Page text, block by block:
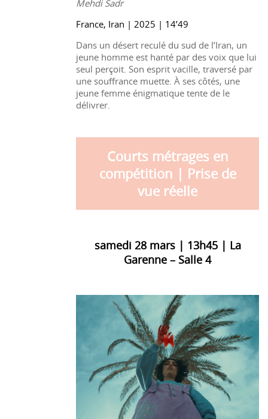
Mehdi Sadr
France, Iran | 2025 | 14’49
Dans un désert reculé du sud de l’Iran, un
jeune homme est hanté par des voix que lui
seul perçoit. Son esprit vacille, traversé par
une souffrance muette. À ses côtés, une
jeune femme énigmatique tente de le
délivrer.
Courts métrages en
compétition | Prise de
vue réelle
samedi 28 mars | 13h45 | La
Garenne – Salle 4